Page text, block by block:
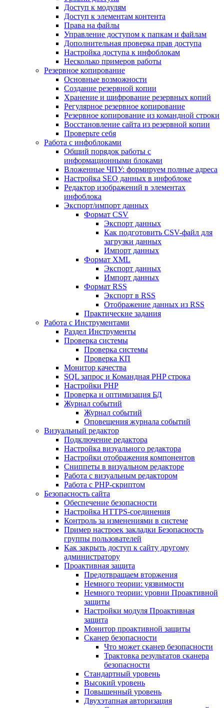
Доступ к модулям
Доступ к элементам контента
Права на файлы
Управление доступом к папкам и файлам
Дополнительная проверка прав доступа
Настройка доступа к инфоблокам
Несколько примеров работы
Резервное копирование
Основные возможности
Создание резервной копии
Хранение и шифрование резервных копий
Регулярное резервное копирование
Резервное копирование из командной строки
Восстановление сайта из резервной копии
Проверьте себя
Работа с инфоблоками
Общий порядок работы с
информационными блоками
Вложенные ЧПУ: формируем полные адреса
Настройка SEO данных в инфоблоке
Редактор изображений в элементах
инфоблока
Экспорт/импорт данных
Формат CSV
Экспорт данных
Как подготовить CSV-файл для
загрузки данных
Импорт данных
Формат XML
Экспорт данных
Импорт данных
Формат RSS
Экспорт в RSS
Отображение данных из RSS
Практические задания
Работа с Инструментами
Раздел Инструменты
Проверка системы
Проверка системы
Проверка КП
Монитор качества
SQL запрос и Командная PHP строка
Настройки PHP
Проверка и оптимизация БД
Журнал событий
Журнал событий
Оповещения журнала событий
Визуальный редактор
Подключение редактора
Настройка визуального редактора
Настройки отображения компонентов
Сниппеты в визуальном редакторе
Работа с визуальным редактором
Работа с PHP-скриптом
Безопасность сайта
Обеспечение безопасности
Настройка HTTPS-соединения
Контроль за изменениями в системе
Пример настроек закладки Безопасность
группы пользователей
Как закрыть доступ к сайту другому
администратору
Проактивная защита
Предотвращаем вторжения
Немного теории: уязвимости
Немного теории: уровни Проактивной
защиты
Настройки модуля Проактивная
защита
Монитор проактивной защиты
Сканер безопасности
Что может сканер безопасности
Трактовка результатов сканера
безопасности
Стандартный уровень
Высокий уровень
Повышенный уровень
Двухэтапная авторизация